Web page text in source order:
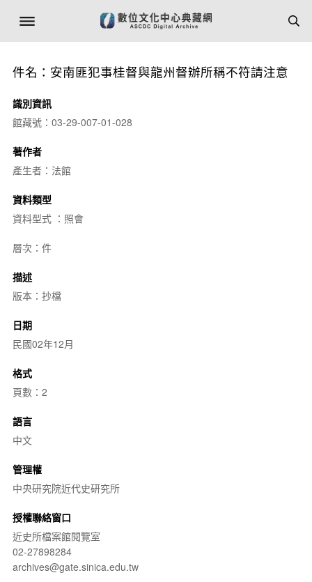
件名：安南匪犯事桂督與龍州督辦所稱不符請注意
識別資訊
館藏號：03-29-007-01-028
著作者
產生者：法館
資料類型
資料型式 ：照會
層次：件
描述
版本：抄檔
日期
民國02年12月
格式
頁數：2
語言
中文
管理權
中央研究院近代史研究所
授權聯絡窗口
近史所檔案館閱覽室
02-27898284
archives@gate.sinica.edu.tw